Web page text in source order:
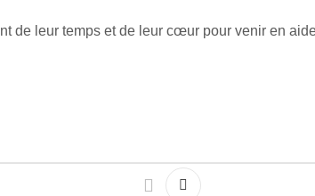
de leur temps et de leur cœur pour venir en